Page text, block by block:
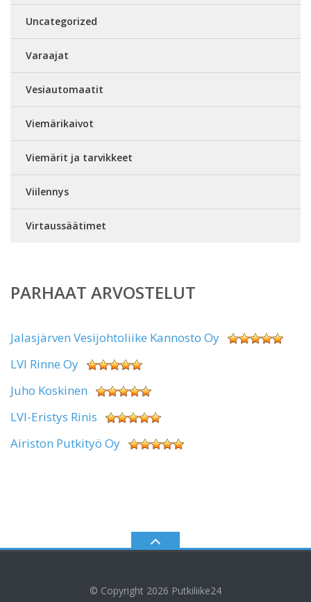
Uncategorized
Varaajat
Vesiautomaatit
Viemärikaivot
Viemärit ja tarvikkeet
Viilennys
Virtaussäätimet
PARHAAT ARVOSTELUT
Jalasjärven Vesijohtoliike Kannosto Oy
LVI Rinne Oy
Juho Koskinen
LVI-Eristys Rinis
Airiston Putkityö Oy
© Copyright 2026 Putkiliike24